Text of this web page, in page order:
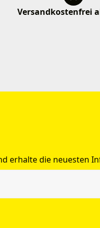
Versandkostenfrei
erhalte die neuesten